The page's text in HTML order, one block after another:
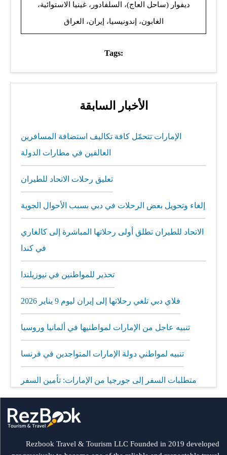
ديفوار (ساحل العاج)، السلفادور، غينيا الاستوائية،
الغابون، إندونيسيا، إيران، العراق
Tags:
الأخبار السابقة
الإمارات تتحمّل كافة تكاليف استضافة المسافرين
العالقين في مطارات الدولة
تعليق رحلات الاتحاد للطيران
إلغاء وتحويل بعض الرحلات في دبي بسبب الأحوال الجوية
الاتحاد للطيران تطلق أولى رحلاتها المباشرة إلى كالغاري
في كندا
تحذير للمواطنين في نيوزيلندا
فلاي دبي تلغي رحلاتها إلى إيران ليوم 9 يناير 2026
تنبيه عاجل من الإمارات لمواطنيها في ألمانيا وروسيا
تنبيه لمواطني دولة الإمارات المتواجدين في فرنسا
متطلبات السفر إلى جورجيا من الإمارات: تأمين السفر
إلزامي
مطار الشارقة يطلق رحلات مباشرة إلى ميونيخ عبر
Rezbook Travel & Tourism LLC Founded in 2019 developed